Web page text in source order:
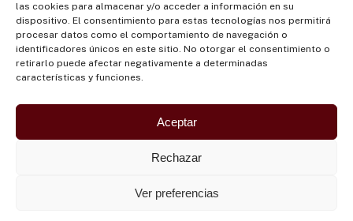
las cookies para almacenar y/o acceder a información en su
dispositivo. El consentimiento para estas tecnologías nos permitirá
procesar datos como el comportamiento de navegación o
identificadores únicos en este sitio. No otorgar el consentimiento o
retirarlo puede afectar negativamente a determinadas
características y funciones.
Aceptar
Rechazar
Ver preferencias
Bosques y Biodiversidad
Institucionalidad
Participación
Pueblos Indígenas